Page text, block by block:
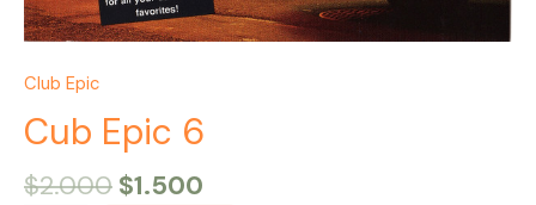
Club Epic
Cub Epic 6
$2.000 $1.500